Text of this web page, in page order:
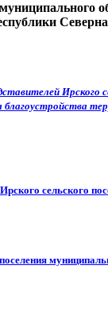
Ирского
сельского